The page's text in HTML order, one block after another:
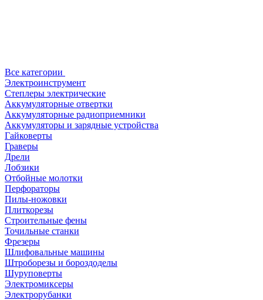
Все категории
Электроинструмент
Степлеры электрические
Аккумуляторные отвертки
Аккумуляторные радиоприемники
Аккумуляторы и зарядные устройства
Гайковерты
Граверы
Дрели
Лобзики
Отбойные молотки
Перфораторы
Пилы-ножовки
Плиткорезы
Строительные фены
Точильные станки
Фрезеры
Шлифовальные машины
Штроборезы и бороздоделы
Шуруповерты
Электромиксеры
Электрорубанки